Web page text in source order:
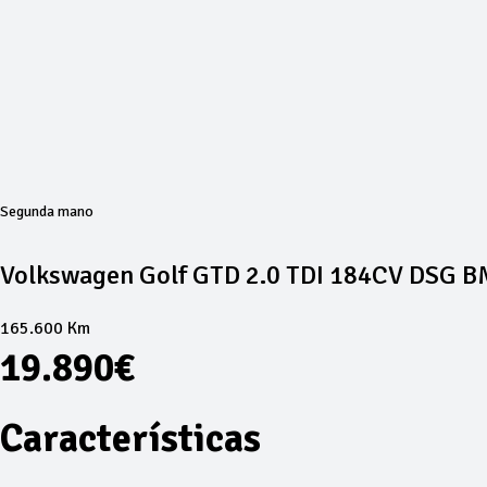
Segunda mano
Volkswagen Golf GTD 2.0 TDI 184CV DSG
165.600 Km
19.890€
Características